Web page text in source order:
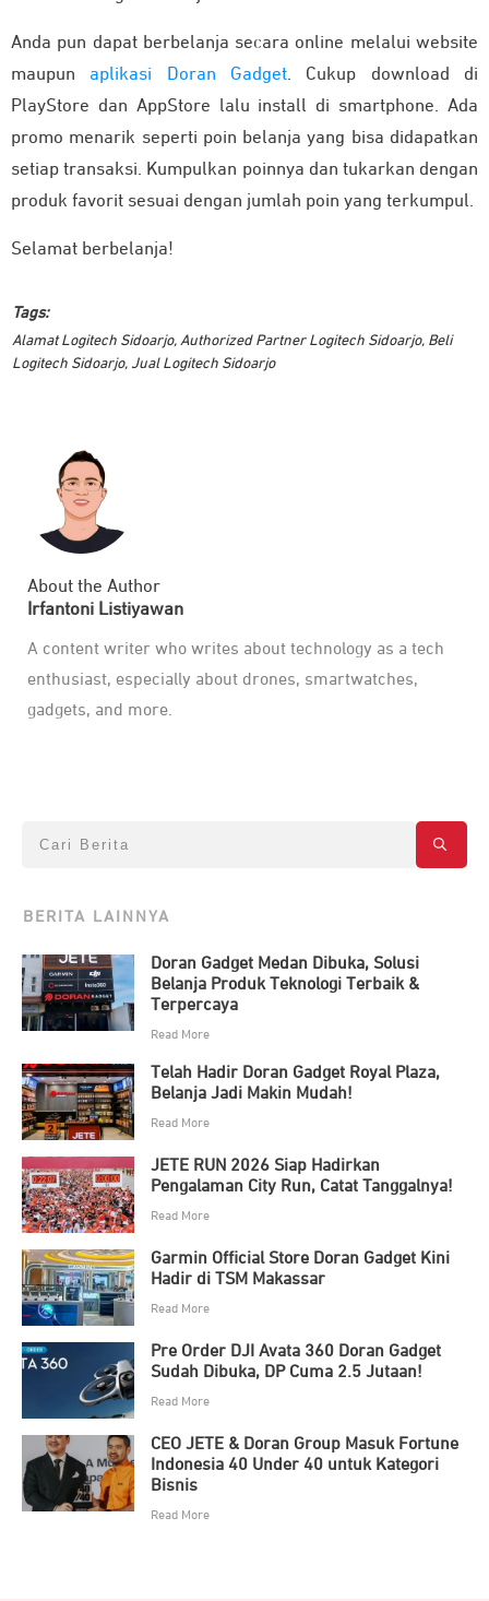
Anda pun dapat berbelanja secara online melalui website
maupun aplikasi Doran Gadget. Cukup download di
PlayStore dan AppStore lalu install di smartphone. Ada
promo menarik seperti poin belanja yang bisa didapatkan
setiap transaksi. Kumpulkan poinnya dan tukarkan dengan
produk favorit sesuai dengan jumlah poin yang terkumpul.
Selamat berbelanja!
Tags:
Alamat Logitech Sidoarjo, Authorized Partner Logitech Sidoarjo, Beli
Logitech Sidoarjo, Jual Logitech Sidoarjo
About the Author
Irfantoni Listiyawan
A content writer who writes about technology as a tech
enthusiast, especially about drones, smartwatches,
gadgets, and more.
BERITA LAINNYA
Doran Gadget Medan Dibuka, Solusi
Belanja Produk Teknologi Terbaik &
Terpercaya
Read More
Telah Hadir Doran Gadget Royal Plaza,
Belanja Jadi Makin Mudah!
Read More
JETE RUN 2026 Siap Hadirkan
Pengalaman City Run, Catat Tanggalnya!
Read More
Garmin Official Store Doran Gadget Kini
Hadir di TSM Makassar
Read More
Pre Order DJI Avata 360 Doran Gadget
Sudah Dibuka, DP Cuma 2.5 Jutaan!
Read More
CEO JETE & Doran Group Masuk Fortune
Indonesia 40 Under 40 untuk Kategori
Bisnis
Read More